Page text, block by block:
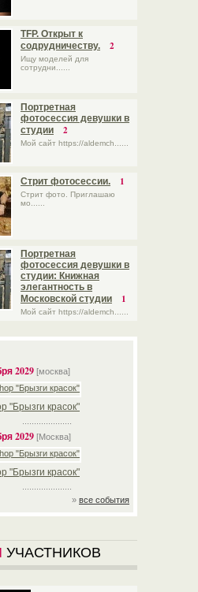
TFP. Открыт к
содрудничеству.
2
Ищу моделей для
сотрудни......
Портретная
фотосессия девушки в
студии
2
Мой сайт https://aldemch......
Стрит фотосессии. 1
Стрит фото. Приглашаю
мо......
Портретная
фотосессия девушки в
студии: Книжная
элегантность в
Московской студии
1
Мой сайт https://aldemch......
2029 [москва]
"Брызги красок"
2029 [Москва]
"Брызги красок"
» все события
УЧАСТНИКОВ